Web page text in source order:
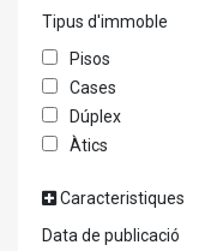
Tipus d'immoble
Pisos
Cases
Dúplex
Àtics
Caracteristiques
Data de publicació